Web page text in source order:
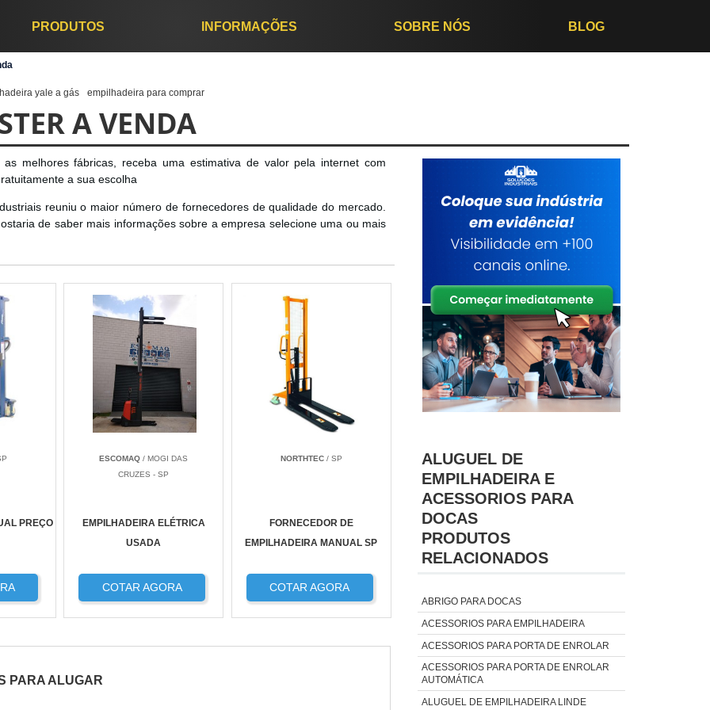
PRODUTOS INFORMAÇÕES SOBRE NÓS BLOG
yale a gás empilhadeira para comprar
A VENDA
melhores fábricas, receba uma estimativa de valor pela internet com
a sua escolha
reuniu o maior número de fornecedores de qualidade do mercado.
de saber mais informações sobre a empresa selecione uma ou mais
PREÇO
ESCOMAQ / MOGI DAS
CRUZES - SP
EMPILHADEIRA ELÉTRICA
USADA
COTAR AGORA
NORTHTEC/ SP
FORNECEDOR DE
EMPILHADEIRA MANUAL SP
COTAR AGORA
PARA ALUGAR
ALUGUEL DE
EMPILHADEIRA E
ACESSORIOS PARA
DOCAS
PRODUTOS
RELACIONADOS
ABRIGO PARA DOCAS
ACESSORIOS PARA EMPILHADEIRA
ACESSORIOS PARA PORTA DE ENROLAR
ACESSORIOS PARA PORTA DE ENROLAR
AUTOMÁTICA
ALUGUEL DE EMPILHADEIRA LINDE